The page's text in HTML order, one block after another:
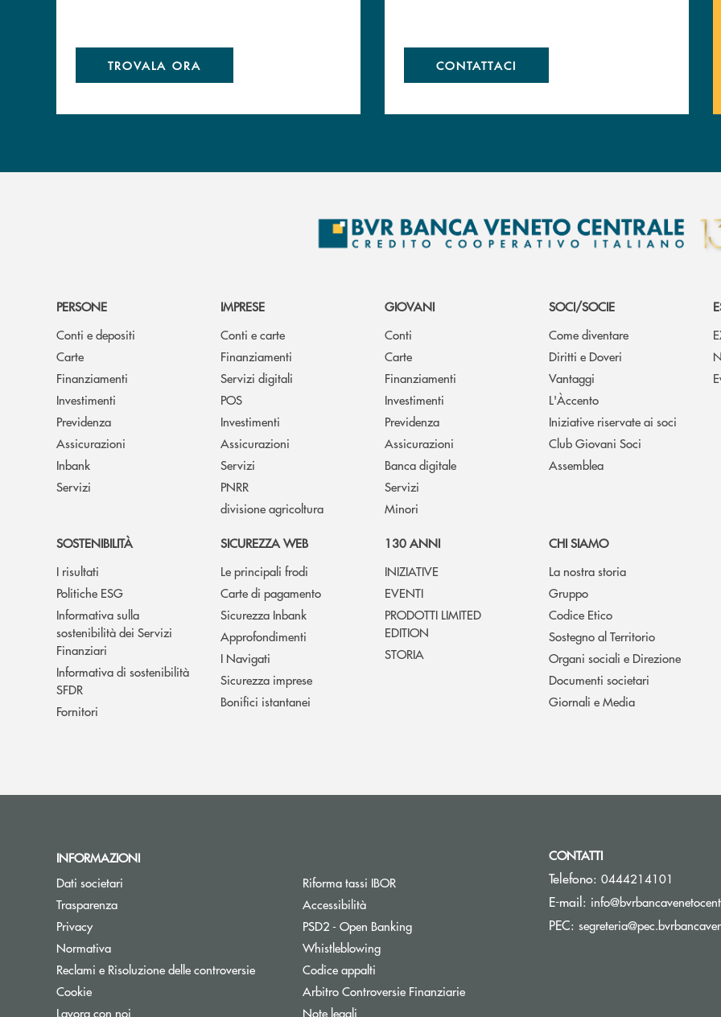
TROVALA ORA CONTATTACI
PERSONE
Conti e depositi
Carte
Finanziamenti
Investimenti
Previdenza
Assicurazioni
Inbank
Servizi
IMPRESE
Conti e carte
Finanziamenti
Servizi digitali
POS
Investimenti
Assicurazioni
Servizi
PNRR
divisione agricoltura
GIOVANI
Conti
Carte
Finanziamenti
Investimenti
Previdenza
Assicurazioni
Banca digitale
Servizi
Minori
SOCI/SOCIE
Come diventare
Diritti e Doveri
Vantaggi
L'Àccento
Iniziative riservate ai soci
Club Giovani Soci
Assemblea
SOSTENIBILITÀ
I risultati
Politiche ESG
Informativa sulla
sostenibilità dei Servizi
Finanziari
Informativa di sostenibilità
SFDR
Fornitori
SICUREZZA WEB
Le principali frodi
Carte di pagamento
Sicurezza Inbank
Approfondimenti
I Navigati
Sicurezza imprese
Bonifici istantanei
130 ANNI
INIZIATIVE
EVENTI
PRODOTTI LIMITED
EDITION
STORIA
CHI SIAMO
La nostra storia
Gruppo
Codice Etico
Sostegno al Territorio
Organi sociali e Direzione
Documenti societari
Giornali e Media
INFORMAZIONI
Dati societari
Trasparenza
Privacy
Normativa
Reclami e Risoluzione delle controversie
Cookie
Lavora con noi
Riforma tassi IBOR
Accessibilità
PSD2 - Open BankingApre una nuova finestra
WhistleblowingApre una nuova finestra
Codice appalti
Arbitro Controversie FinanziarieApre una nuova finestra
Note legali
CONTATTI
Telefono: 0444214101
E-mail:
PEC: